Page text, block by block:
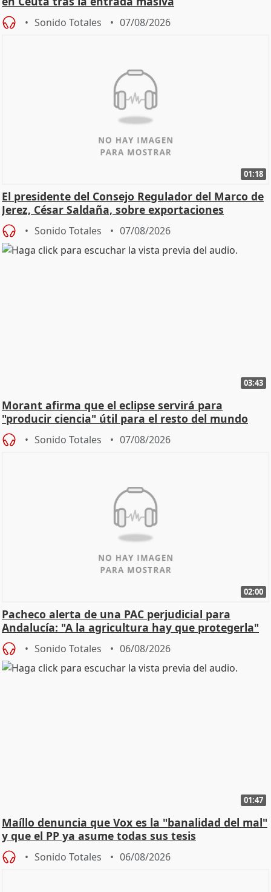
Sonido Totales 07/08/2026
01:18
El presidente del Consejo Regulador del Marco de
Jerez, César Saldaña, sobre exportaciones
Sonido Totales 07/08/2026
03:43
Morant afirma que el eclipse servirá para
"producir ciencia" útil para el resto del mundo
Sonido Totales 07/08/2026
02:00
Pacheco alerta de una PAC perjudicial para
Andalucía: "A la agricultura hay que protegerla"
Sonido Totales 06/08/2026
01:47
Maíllo denuncia que Vox es la "banalidad del mal"
y que el PP ya asume todas sus tesis
Sonido Totales 06/08/2026